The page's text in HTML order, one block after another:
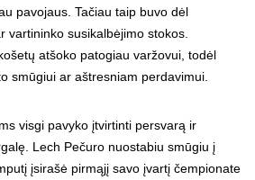
pavojaus. Tačiau taip buvo dėl
vartininko susikalbėjimo stokos.
atšoko patogiau varžovui, todėl
smūgiui ar aštresniam perdavimui.
visgi pavyko įtvirtinti persvarą ir
Lech Pečuro nuostabiu smūgiu į
įsirašė pirmąjį savo įvartį čempionate